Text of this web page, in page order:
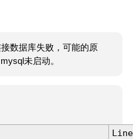
数据库失败，可能的原
未启动。
Line